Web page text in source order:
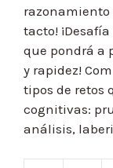
razonamiento
tacto!
que pondrá a
y rapidez!
tipos de retos
cognitivas:
análisis,